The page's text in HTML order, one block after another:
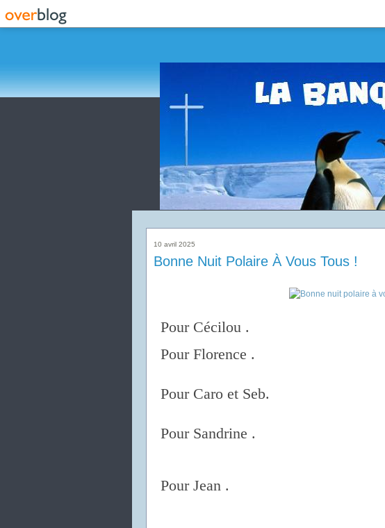
10 avril 2025
Bonne Nuit Polaire À Vous Tous !
Pour Cécilou .
Pour Florence .
Pour Caro et Seb.
Pour Sandrine .
Pour Jean .